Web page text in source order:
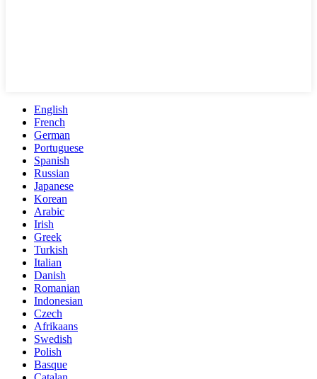
English
French
German
Portuguese
Spanish
Russian
Japanese
Korean
Arabic
Irish
Greek
Turkish
Italian
Danish
Romanian
Indonesian
Czech
Afrikaans
Swedish
Polish
Basque